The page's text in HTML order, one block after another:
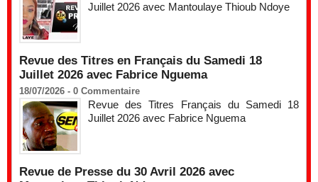
Juillet 2026 avec Mantoulaye Thioub Ndoye
Revue des Titres en Français du Samedi 18
Juillet 2026 avec Fabrice Nguema
18/07/2026 - 0 Commentaire
Revue des Titres Français du Samedi 18
Juillet 2026 avec Fabrice Nguema
Revue de Presse du 30 Avril 2026 avec